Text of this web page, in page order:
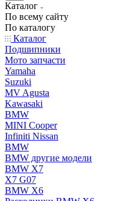
Каталог
По всему сайту
По каталогу
Каталог
Подшипники
Мото запчасти
Yamaha
Suzuki
MV Agusta
Kawasaki
BMW
MINI Cooper
Infiniti Nissan
BMW
BMW другие модели
BMW X7
X7 G07
BMW X6